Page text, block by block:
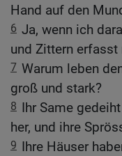
Hand auf den
6 Ja, wenn ich
und Zittern erfasst
7 Warum leben
groß und stark?
8 Ihr Same
her, und ihre
9 Ihre Häuser